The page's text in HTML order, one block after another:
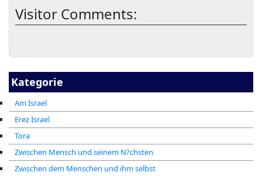
Kategorie
Am Israel
Erez Israel
Tora
Zwischen Mensch und seinem N?chsten
Zwischen dem Menschen und ihm selbst
Visitor Comments: